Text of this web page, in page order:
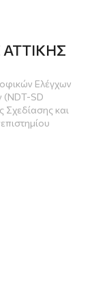
Ελέγχων
(NDT-SD
Σχεδίασης και